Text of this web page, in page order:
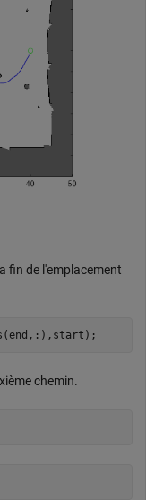
fin de l'emplacement
chemin.